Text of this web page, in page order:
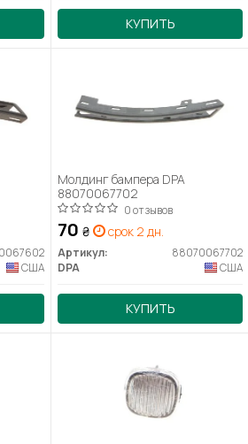
КУПИТЬ
США
Молдинг бампера DPA
88070067702
0 отзывов
70 ₴ срок 2 дн.
Артикул:
88070067702
DPA
США
КУПИТЬ